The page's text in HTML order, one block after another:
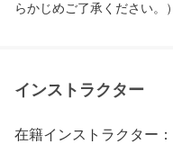
らかじめご了承ください。）
インストラクター
在籍インストラクター